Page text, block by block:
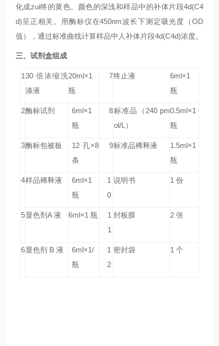
化成zui终的黄色。颜色的深浅和样品中的补体片段4d(C4
d)呈正相关。用酶标仪在450nm波长下测定吸光度（OD
值），通过标准曲线计算样品中人补体片段4d(C4d)浓度。
三、试剂盒组成
130 倍浓缩洗
涤液
20ml×1
瓶
7终止液
6ml×1
瓶
2酶标试剂
6ml×1
瓶
8标准品
（240 pm
ol/L）
0.5ml×1
瓶
3酶标包被板
12 孔×8
条
9标准品稀释液
1.5ml×1
瓶
4样品稀释液
6ml×1
瓶
1
0
说明书 1 份
5显色剂A 液 6ml×1 瓶
1
1
封板膜 2 张
6显色剂 B 液
6ml×1/
瓶
1
2
密封袋 1 个